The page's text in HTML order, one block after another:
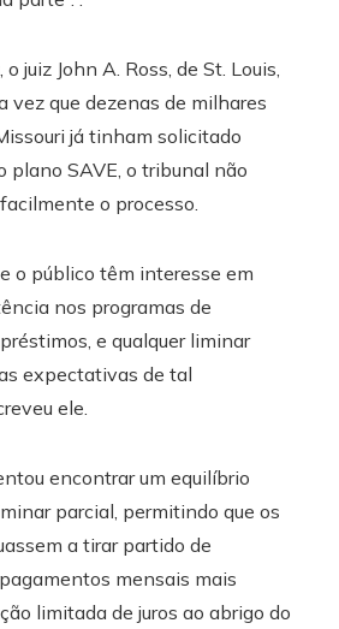
juiz John A. Ross, de St. Louis,
vez que dezenas de milhares
já tinham solicitado
plano SAVE, o tribunal não
o processo.
o público têm interesse em
nos programas de
e qualquer liminar
expectativas de tal
ele.
encontrar um equilíbrio
parcial, permitindo que os
a tirar partido de
mensais mais
limitada de juros ao abrigo do